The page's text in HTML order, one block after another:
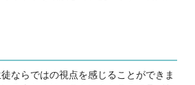
ならではの視点を感じることができま